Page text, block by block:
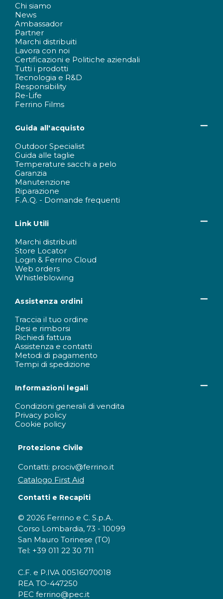
Chi siamo
News
Ambassador
Partner
Marchi distribuiti
Lavora con noi
Certificazioni e Politiche aziendali
Tutti i prodotti
Tecnologia e R&D
Responsibility
Re-Life
Ferrino Films
Guida all'acquisto
Outdoor Specialist
Guida alle taglie
Temperature sacchi a pelo
Garanzia
Manutenzione
Riparazione
F.A.Q. - Domande frequenti
Link Utili
Marchi distribuiti
Store Locator
Login & Ferrino Cloud
Web orders
Whistleblowing
Assistenza ordini
Traccia il tuo ordine
Resi e rimborsi
Richiedi fattura
Assistenza e contatti
Metodi di pagamento
Tempi di spedizione
Informazioni legali
Condizioni generali di vendita
Privacy policy
Cookie policy
Protezione Civile
Contatti: prociv@ferrino.it
Catalogo First Aid
Contatti e Recapiti
© 2026 Ferrino e C. S.p.A.
Corso Lombardia, 73 - 10099
San Mauro Torinese (TO)
Tel: +39 011 22 30 711
C.F. e P.IVA 00516070018
REA TO-447250
PEC ferrino@pec.it